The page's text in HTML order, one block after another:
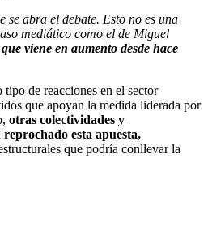
se abra el debate. Esto no es una
mediático como el de Miguel
viene en aumento desde hace
de reacciones en el sector
que apoyan la medida liderada por
otras colectividades y
esta apuesta,
que podría conllevar la